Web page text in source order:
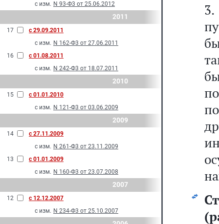
с изм. N 93-Ф3 от 25.06.2012
2011
17
с 29.09.2011
с изм. N 162-Ф3 от 27.06.2011
16
с 01.08.2011
с изм. N 242-Ф3 от 18.07.2011
2010
15
с 01.01.2010
с изм. N 121-Ф3 от 03.06.2009
2009
14
с 27.11.2009
с изм. N 261-Ф3 от 23.11.2009
13
с 01.01.2009
с изм. N 160-Ф3 от 23.07.2008
2007
12
с 12.12.2007
с изм. N 234-Ф3 от 25.10.2007